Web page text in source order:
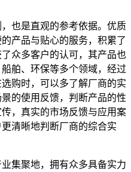
也是直观的参考依据。优质
产品与贴心的服务，积累了
众多客户的认可，其产品也
舶、环保等多个领域，经过
购时，可以多了解厂商的实
的使用反馈，判断产品的性
，真实的市场反馈与应用案
清晰地判断厂商的综合实
集聚地，拥有众多具备实力